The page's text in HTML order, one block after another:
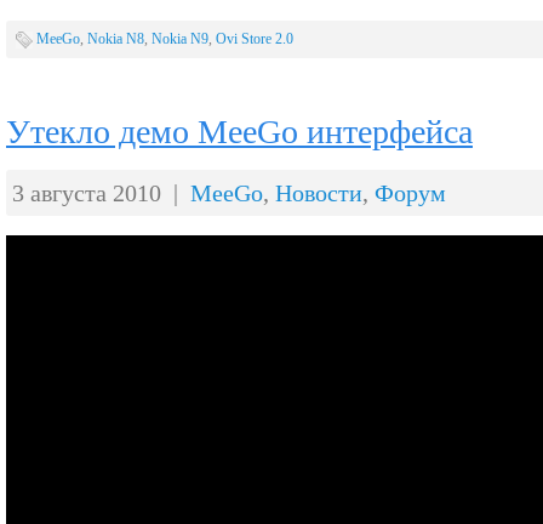
MeeGo, Nokia N8, Nokia N9, Ovi Store 2.0
Утекло демо MeeGo интерфейса
3 августа 2010 | MeeGo, Новости, Форум